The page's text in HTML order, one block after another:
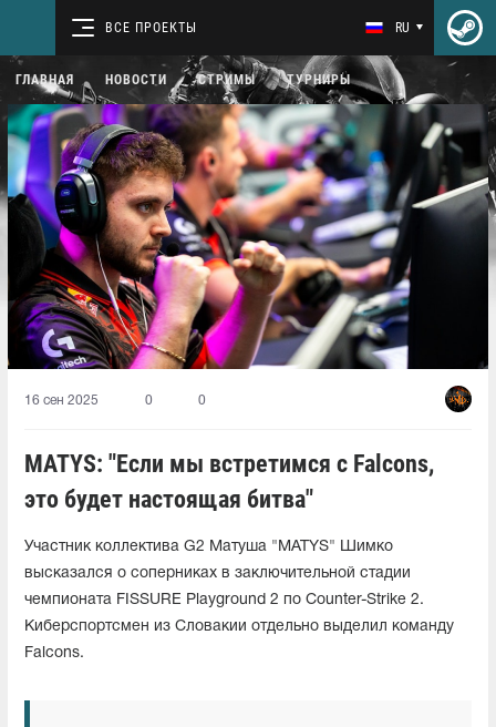
ВСЕ ПРОЕКТЫ RU
ГЛАВНАЯ НОВОСТИ СТРИМЫ ТУРНИРЫ
16 сен 2025 0 0
MATYS: "Если мы встретимся с Falcons,
это будет настоящая битва"
Участник коллектива G2 Матуша "MATYS" Шимко
высказался о соперниках в заключительной стадии
чемпионата FISSURE Playground 2 по Counter-Strike 2.
Киберспортсмен из Словакии отдельно выделил команду
Falcons.